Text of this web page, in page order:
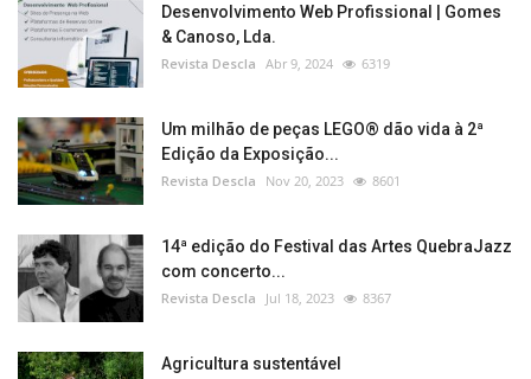
Desenvolvimento Web Profissional | Gomes
& Canoso, Lda.
Revista Descla Abr 9, 2024 6319
Um milhão de peças LEGO® dão vida à 2ª
Edição da Exposição...
Revista Descla Nov 20, 2023 8601
14ª edição do Festival das Artes QuebraJazz
com concerto...
Revista Descla Jul 18, 2023 8367
Agricultura sustentável